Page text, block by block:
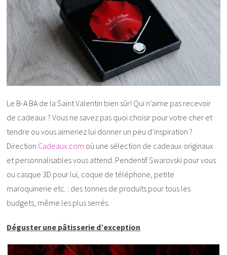
Le B-A BA de la Saint Valentin bien sûr! Qui n’aime pas recevoir
de cadeaux ? Vous ne savez pas quoi choisir pour votre cher et
tendre ou vous aimeriez lui donner un peu d’inspiration ?
Direction Cadeaux.com où une sélection de cadeaux originaux
et personnalisables vous attend. Pendentif Swarovski pour vous
ou casque 3D pour lui, coque de téléphone, petite
maroquinerie etc. : des tonnes de produits pour tous les
budgets, même les plus serrés.
Déguster une pâtisserie d’exception